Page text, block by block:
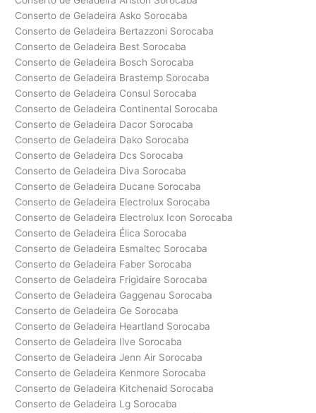
Conserto de Geladeira Asko Sorocaba
Conserto de Geladeira Bertazzoni Sorocaba
Conserto de Geladeira Best Sorocaba
Conserto de Geladeira Bosch Sorocaba
Conserto de Geladeira Brastemp Sorocaba
Conserto de Geladeira Consul Sorocaba
Conserto de Geladeira Continental Sorocaba
Conserto de Geladeira Dacor Sorocaba
Conserto de Geladeira Dako Sorocaba
Conserto de Geladeira Dcs Sorocaba
Conserto de Geladeira Diva Sorocaba
Conserto de Geladeira Ducane Sorocaba
Conserto de Geladeira Electrolux Sorocaba
Conserto de Geladeira Electrolux Icon Sorocaba
Conserto de Geladeira Élica Sorocaba
Conserto de Geladeira Esmaltec Sorocaba
Conserto de Geladeira Faber Sorocaba
Conserto de Geladeira Frigidaire Sorocaba
Conserto de Geladeira Gaggenau Sorocaba
Conserto de Geladeira Ge Sorocaba
Conserto de Geladeira Heartland Sorocaba
Conserto de Geladeira Ilve Sorocaba
Conserto de Geladeira Jenn Air Sorocaba
Conserto de Geladeira Kenmore Sorocaba
Conserto de Geladeira Kitchenaid Sorocaba
Conserto de Geladeira Lg Sorocaba